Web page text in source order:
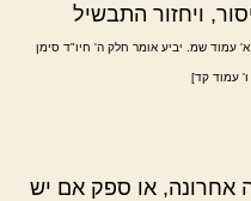
ויחזור התבשיל
א' עמוד שמ. יביע אומר חלק ה' חיו"ד סימן
עמוד קד]
אחרונה, או ספק אם יש